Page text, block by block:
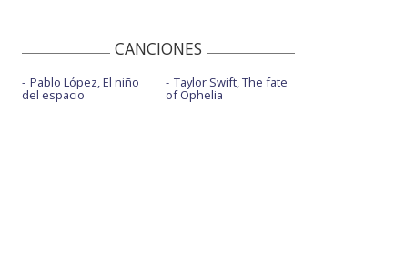
CANCIONES
Pablo López, El niño
del espacio
Taylor Swift, The fate
of Ophelia